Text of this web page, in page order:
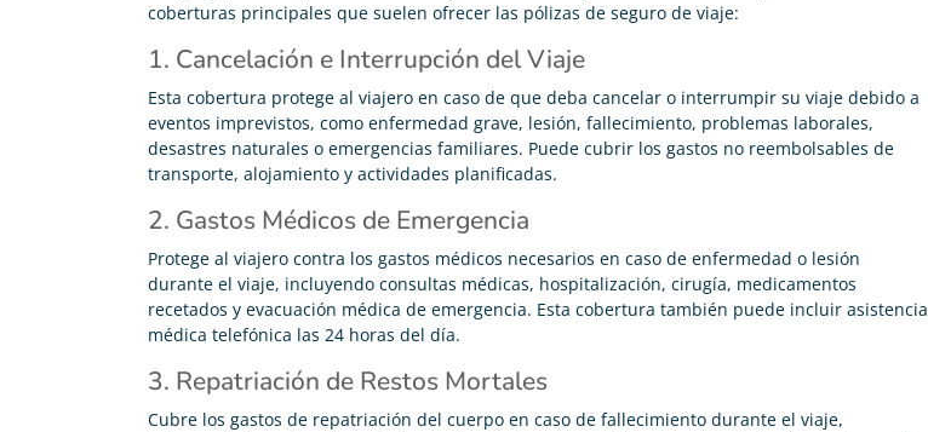
coberturas principales que suelen ofrecer las pólizas de seguro de viaje:
1. Cancelación e Interrupción del Viaje
Esta cobertura protege al viajero en caso de que deba cancelar o interrumpir su viaje debido a
eventos imprevistos, como enfermedad grave, lesión, fallecimiento, problemas laborales,
desastres naturales o emergencias familiares. Puede cubrir los gastos no reembolsables de
transporte, alojamiento y actividades planificadas.
2. Gastos Médicos de Emergencia
Protege al viajero contra los gastos médicos necesarios en caso de enfermedad o lesión
durante el viaje, incluyendo consultas médicas, hospitalización, cirugía, medicamentos
recetados y evacuación médica de emergencia. Esta cobertura también puede incluir asistencia
médica telefónica las 24 horas del día.
3. Repatriación de Restos Mortales
Cubre los gastos de repatriación del cuerpo en caso de fallecimiento durante el viaje,